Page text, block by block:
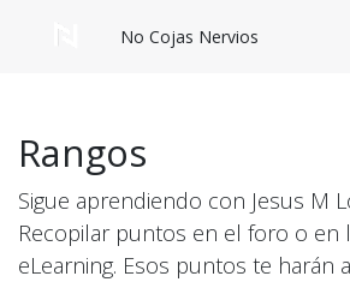
No Cojas Nervios
Rangos
Sigue aprendiendo con Jesus M
Recopilar puntos en el foro o en
eLearning. Esos puntos te harán